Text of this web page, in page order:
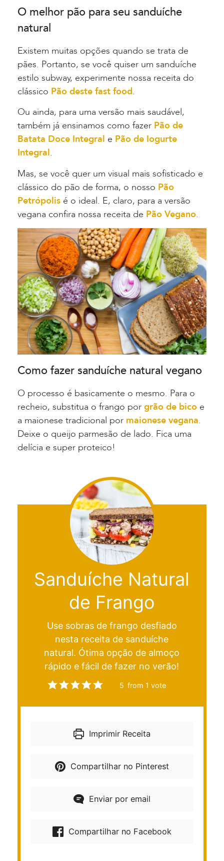
O melhor pão para seu sanduíche
natural
Existem muitas opções quando se trata de
pães. Portanto, se você quiser um sanduíche
estilo subway, experimente nossa receita do
clássico Pão deste fast food.
Ou ainda, para uma versão mais saudável,
também já ensinamos como fazer Pão de
Batata Doce Integral e Pão de Iogurte
Integral.
Mas, se você quer um visual mais sofisticado e
clássico do pão de forma, o nosso Pão
Petrópolis é o ideal. E, claro, para a versão
vegana confira nossa receita de Pão Vegano.
Como fazer sanduíche natural vegano
O processo é basicamente o mesmo. Para o
recheio, substitua o frango por grão de bico e
a maionese tradicional por maionese vegana.
Deixe o queijo parmesão de lado. Fica uma
delícia e super proteico!
Sanduíche Natural
de Frango
Use sobras de frango desfiado
nesta receita de sanduíche
natural. Ótima opção de almoço
rápido e fácil de fazer no verão!
5 from 1 vote
Imprimir Receita
Compartilhar no Pinterest
Enviar por email
Compartilhar no Facebook